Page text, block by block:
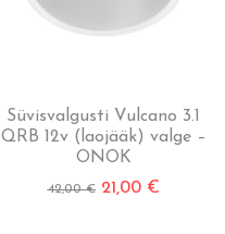
Süvisvalgusti Vulcano 3.1
QRB 12v (laojääk) valge –
ONOK
42,00€ 21,00 €